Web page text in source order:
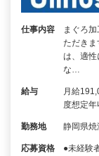
仕事内容
まぐろ
ただきま
は、適性
な…
給与
月給
度想定
勤務地 静岡県
応募資格
●未経験